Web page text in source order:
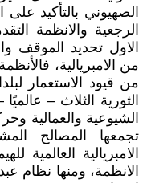
الصهيوني بالتأكيد
الرجعية والانظمة
الاول تحديد الموقف
من الامبريالية،
من قيود الاستعمار
الثورية الثلاث –
الشيوعية والعمالية
تجمعها المصالح
الامبريالية العالمية
الانظمة، ومنها نظام